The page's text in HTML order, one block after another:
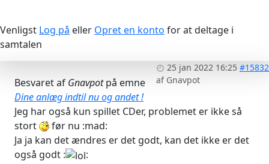
Venligst Log på eller Opret en konto for at deltage i
samtalen
25 jan 2022 16:25 #15832
af Gnavpot
Besvaret af Gnavpotpå emne
Dine anlæg indtil nu og andet !
Jeg har også kun spillet CDer, problemet er ikke så
stort
før nu :mad:
Ja ja kan det ændres er det godt, kan det ikke er det
også godt :
: